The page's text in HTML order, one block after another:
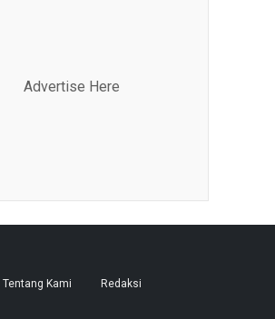
Advertise Here
Tentang Kami Redaksi